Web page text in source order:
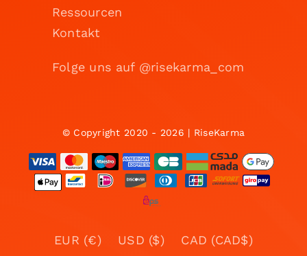
Ressourcen
Kontakt
Folge uns auf @risekarma_com
© Copyright 2020 - 2026 | RiseKarma
EUR (€) USD ($)
CAD (CAD$)